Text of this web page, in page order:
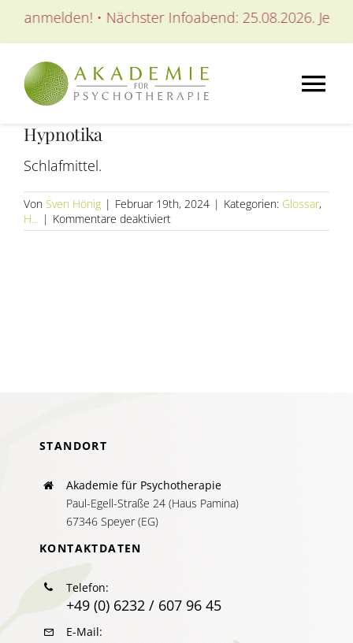
Inhalt
springen
anmelden! • Nächster Infoabend: 25.08.2026. Jetzt
AKADEMIE
AUSBILDUNGEN
SUCHE
Hypnotika
Schlafmittel.
Von Sven Hönig | Februar 19th, 2024 | Kategorien: Glossar,
H... | Kommentare deaktiviertfür
Hypnotika
STANDORT
Akademie für Psychotherapie
Paul-Egell-Straße 24 (Haus Pamina)
67346 Speyer (EG)
KONTAKTDATEN
Telefon:
+49 (0) 6232 / 607 96 45
E-Mail: